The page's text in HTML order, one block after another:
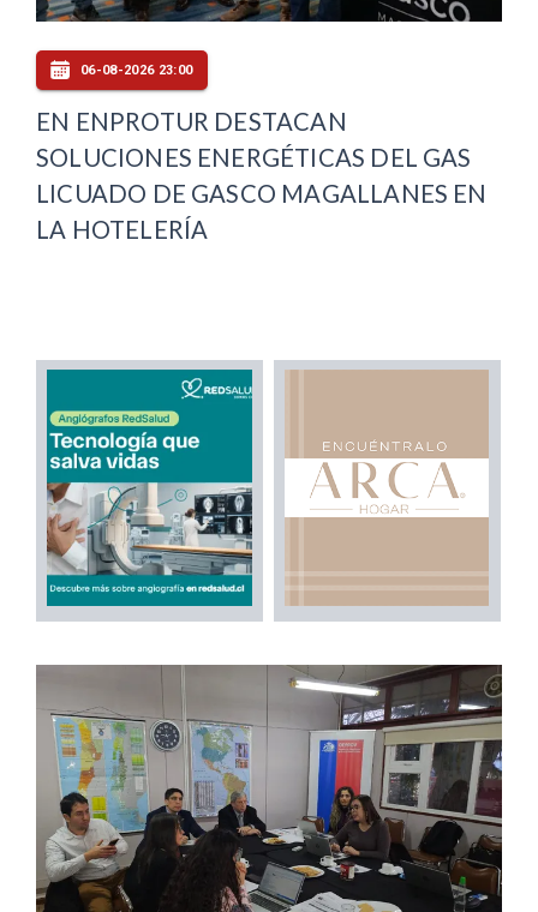
06-08-2026 23:00
EN ENPROTUR DESTACAN
SOLUCIONES ENERGÉTICAS DEL GAS
LICUADO DE GASCO MAGALLANES EN
LA HOTELERÍA